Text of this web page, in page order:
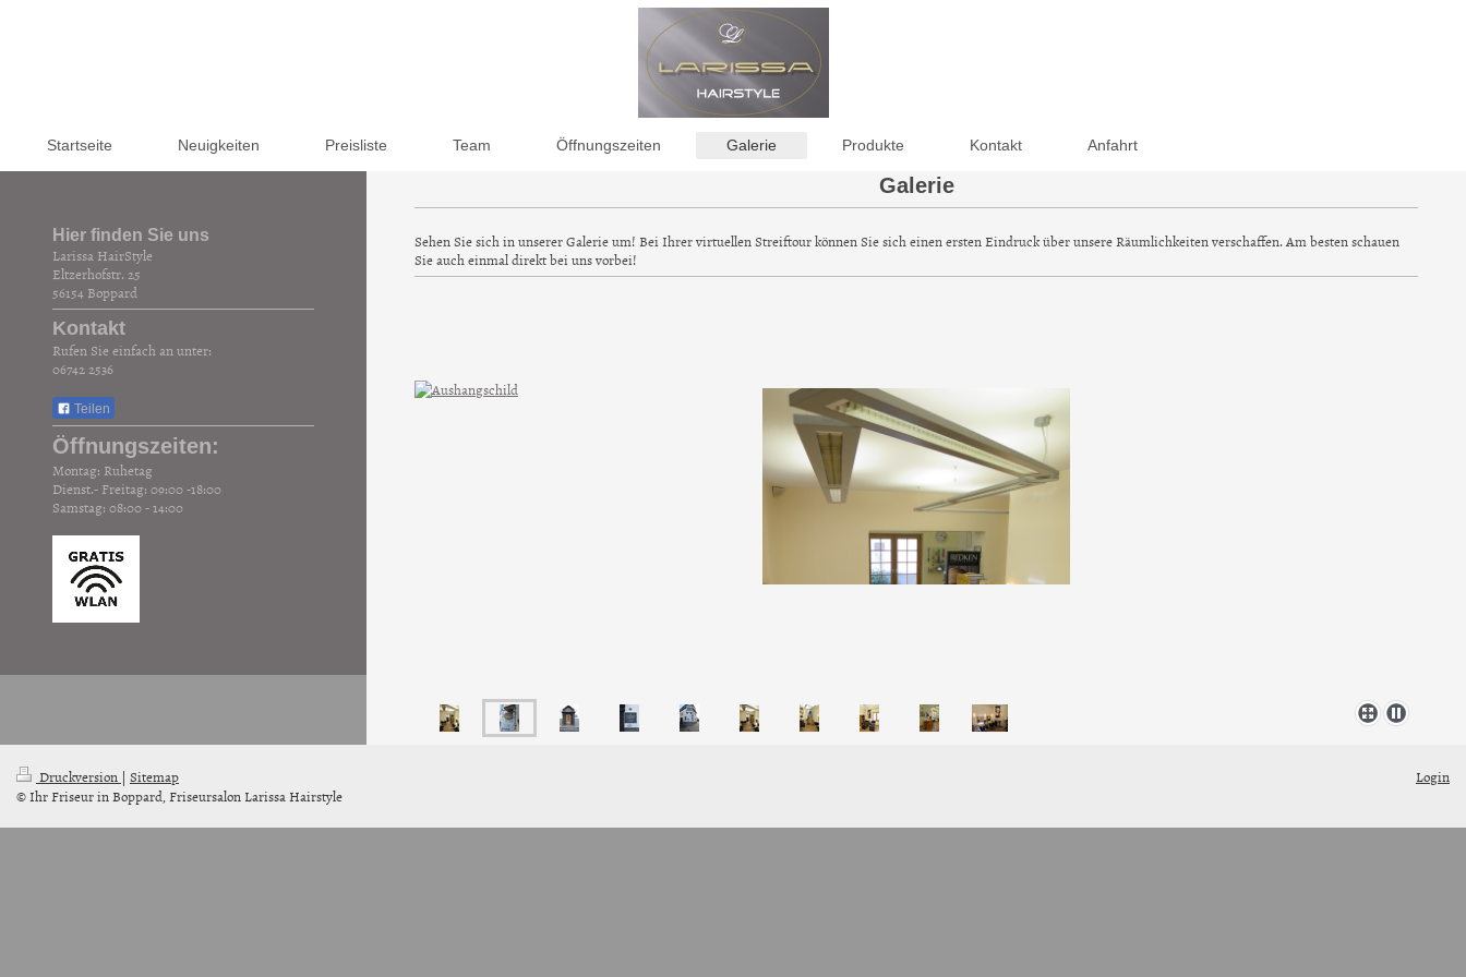
Startseite Neuigkeiten Preisliste Team Öffnungszeiten Galerie Produkte Kontakt Anfahrt
Galerie
Sehen Sie sich in unserer Galerie um! Bei Ihrer virtuellen Streiftour können Sie sich einen ersten Eindruck über unsere Räumlichkeiten verschaffen. Am besten schauen
Sie auch einmal direkt bei uns vorbei!
Hier finden Sie uns
Larissa HairStyle
Eltzerhofstr. 25
56154 Boppard
Kontakt
Rufen Sie einfach an unter:
06742 2536
Teilen
Öffnungszeiten:
Montag: Ruhetag
Dienst.- Freitag: 09:00 -18:00
Samstag: 08:00 - 14:00
Druckversion | Sitemap
© Ihr Friseur in Boppard, Friseursalon Larissa Hairstyle
Login